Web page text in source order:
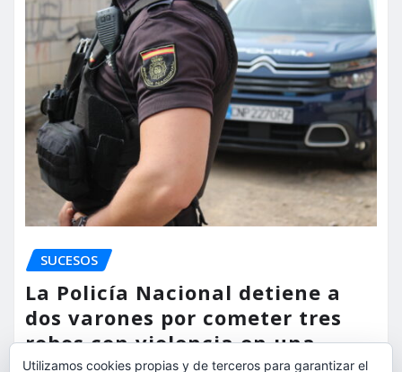
SUCESOS
La Policía Nacional detiene a
dos varones por cometer tres
robos con violencia en una
Utilizamos cookies propias y de terceros para garantizar el